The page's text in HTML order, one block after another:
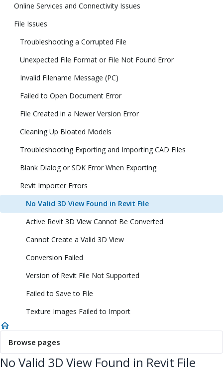
Online Services and Connectivity Issues
File Issues
Troubleshooting a Corrupted File
Unexpected File Format or File Not Found Error
Invalid Filename Message (PC)
Failed to Open Document Error
File Created in a Newer Version Error
Cleaning Up Bloated Models
Troubleshooting Exporting and Importing CAD Files
Blank Dialog or SDK Error When Exporting
Revit Importer Errors
No Valid 3D View Found in Revit File
Active Revit 3D View Cannot Be Converted
Cannot Create a Valid 3D View
Conversion Failed
Version of Revit File Not Supported
Failed to Save to File
Texture Images Failed to Import
Browse pages
No Valid 3D View Found in Revit File